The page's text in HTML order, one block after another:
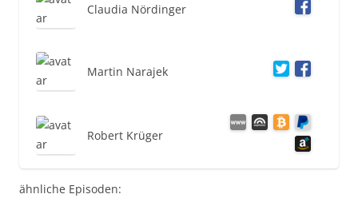
Claudia Nördinger
Martin Narajek
Robert Krüger
ähnliche Episoden: